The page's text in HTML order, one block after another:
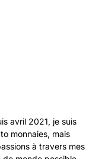
avril 2021, je suis
monnaies, mais
à travers mes